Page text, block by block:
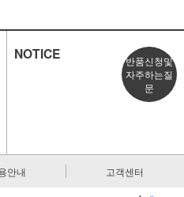
NOTICE
반품신청및
자주하는질
문
안내 고객센터